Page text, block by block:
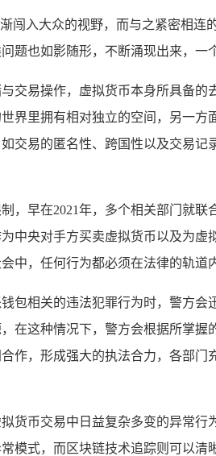
闯入大众的视野，而与之紧密相
也如影随形，不断涌现出来，
交易操作，虚拟货币本身所具备
里拥有相对独立的空间，另一
交易的匿名性、跨国性以及交易
，早在2021年，多个相关部门就
央对手方买卖虚拟货币以及为
，任何行为都必须在法律的轨道
包相关的违法犯罪行为时，警方
在这种情况下，警方会根据所掌
作，形成强大的执法合力，各部
货币交易中日益复杂多变的异常
模式，而区块链技术追踪则可以